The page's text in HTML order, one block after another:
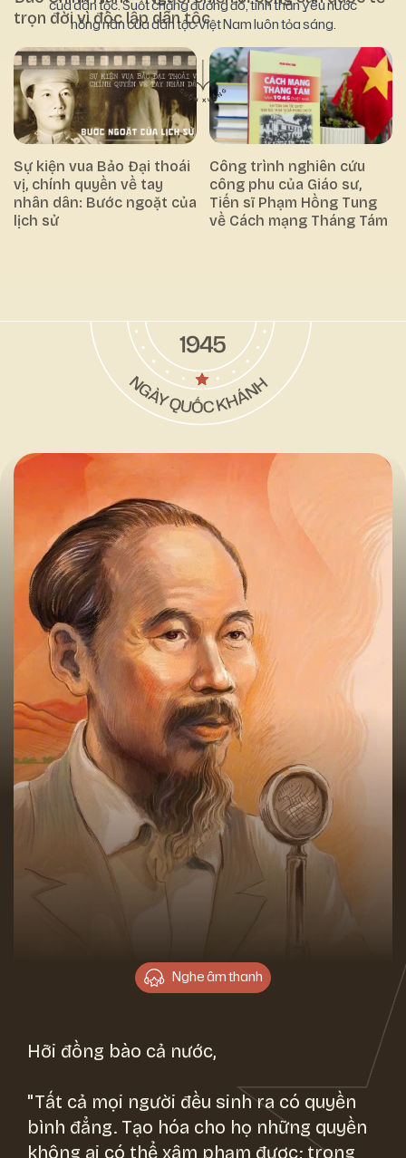
của dân tộc. Suốt chặng đường đó, tinh thần yêu nước
nồng nàn của dân tộc Việt Nam luôn tỏa sáng.
trọn đời vì độc lập dân tộc
Sự kiện vua Bảo Đại thoái
vị, chính quyền về tay
nhân dân: Bước ngoặt của
lịch sử
Công trình nghiên cứu
công phu của Giáo sư,
Tiến sĩ Phạm Hồng Tung
về Cách mạng Tháng Tám
Nghe âm thanh
Hỡi đồng bào cả nước,
"Tất cả mọi người đều sinh ra có quyền
bình đẳng. Tạo hóa cho họ những quyền
không ai có thể xâm phạm được; trong